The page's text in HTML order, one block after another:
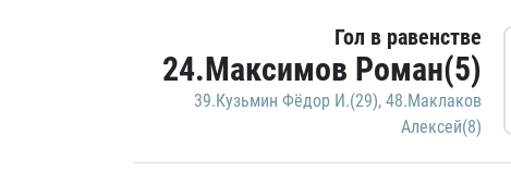
Гол в равенстве
24.Максимов Роман(5)
39.Кузьмин Фёдор И.(29), 48.Маклаков
Алексей(8)